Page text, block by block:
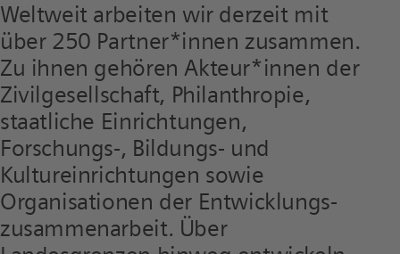
Weltweit arbeiten wir derzeit mit
über 250 Partner*innen zusammen.
Zu ihnen gehören Akteur*innen der
Zivilgesellschaft, Philanthropie,
staatliche Einrichtungen,
Forschungs-, Bildungs- und
Kultureinrichtungen sowie
Organisationen der Entwicklungs­
zusammenarbeit. Über